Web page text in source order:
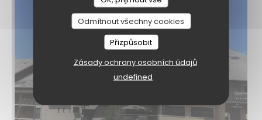
Odmítnout všechny cookies
Přizpůsobit
Zásady ochrany osobních údajů
undefined